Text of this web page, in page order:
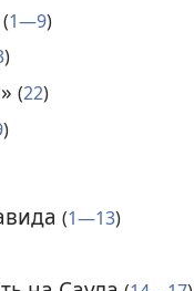
(1—9)
)
(22)
)
(1—13)